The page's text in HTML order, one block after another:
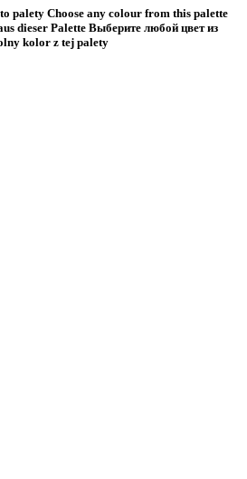
palety Choose any colour from this palette
dieser Palette Bыберите любой цвет из
kolor z tej palety